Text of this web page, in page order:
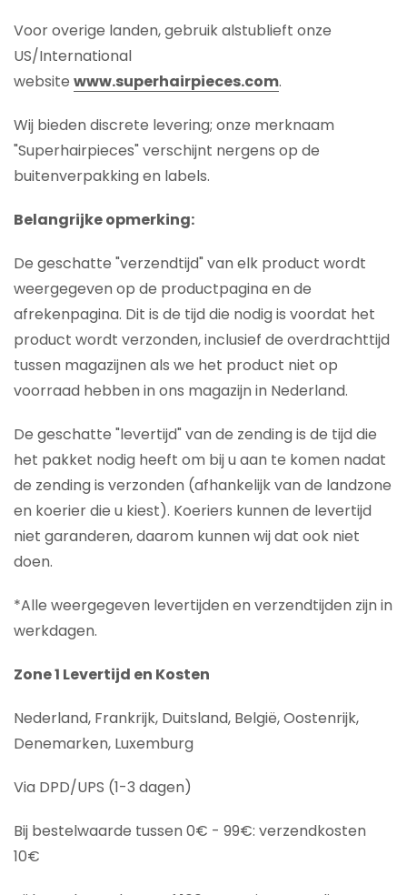
Voor overige landen, gebruik alstublieft onze
US/International
website www.superhairpieces.com.
Wij bieden discrete levering; onze merknaam
"Superhairpieces" verschijnt nergens op de
buitenverpakking en labels.
Belangrijke opmerking:
De geschatte "verzendtijd" van elk product wordt
weergegeven op de productpagina en de
afrekenpagina. Dit is de tijd die nodig is voordat het
product wordt verzonden, inclusief de overdrachttijd
tussen magazijnen als we het product niet op
voorraad hebben in ons magazijn in Nederland.
De geschatte "levertijd" van de zending is de tijd die
het pakket nodig heeft om bij u aan te komen nadat
de zending is verzonden (afhankelijk van de landzone
en koerier die u kiest). Koeriers kunnen de levertijd
niet garanderen, daarom kunnen wij dat ook niet
doen.
*Alle weergegeven levertijden en verzendtijden zijn in
werkdagen.
Zone 1 Levertijd en Kosten
Nederland, Frankrijk, Duitsland, België, Oostenrijk,
Denemarken, Luxemburg
Via DPD/UPS (1-3 dagen)
Bij bestelwaarde tussen 0€ - 99€: verzendkosten
10€